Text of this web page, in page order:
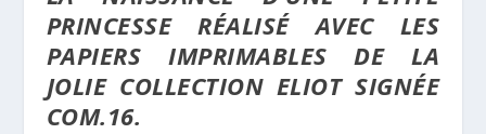
PRINCESSE RÉALISÉ AVEC LES
PAPIERS IMPRIMABLES DE LA
JOLIE COLLECTION ELIOT SIGNÉE
COM.16.